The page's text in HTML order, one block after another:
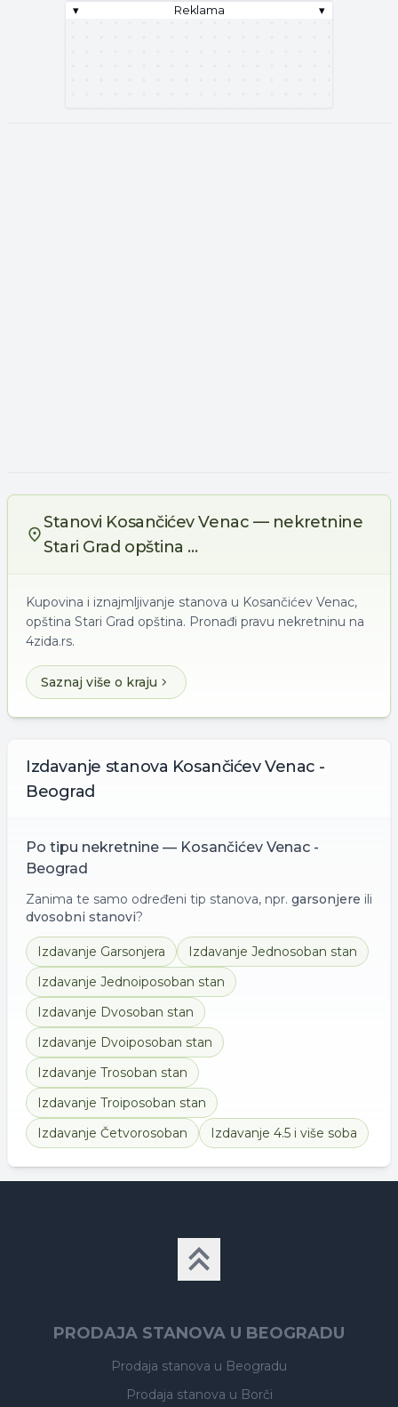
▾ Reklama ▾
Stanovi Kosančićev Venac — nekretnine
Stari Grad opština ...
Kupovina i iznajmljivanje stanova u Kosančićev Venac,
opština Stari Grad opština. Pronađi pravu nekretninu na
4zida.rs.
Saznaj više o kraju
Izdavanje stanova Kosančićev Venac -
Beograd
Po tipu nekretnine — Kosančićev Venac -
Beograd
Zanima te samo određeni tip stanova, npr. garsonjere ili
dvosobni stanovi?
Izdavanje Garsonjera Izdavanje Jednosoban stan
Izdavanje Jednoiposoban stan
Izdavanje Dvosoban stan
Izdavanje Dvoiposoban stan
Izdavanje Trosoban stan
Izdavanje Troiposoban stan
Izdavanje Četvorosoban Izdavanje 4.5 i više soba
PRODAJA STANOVA U BEOGRADU
Prodaja stanova u Beogradu
Prodaja stanova u Borči